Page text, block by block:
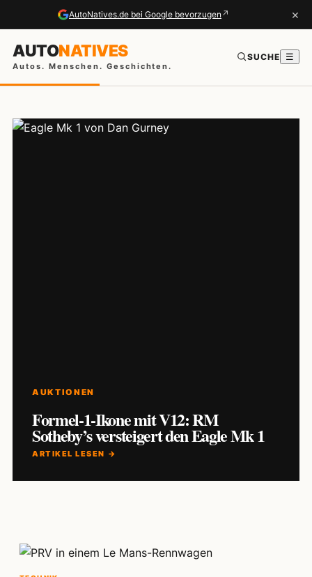
AutoNatives.de bei Google bevorzugen ↗ ×
AUTONATIVES
Autos. Menschen. Geschichten.
SUCHE ☰
AUKTIONEN
Formel-1-Ikone mit V12: RM
Sotheby’s versteigert den Eagle Mk 1
ARTIKEL LESEN →